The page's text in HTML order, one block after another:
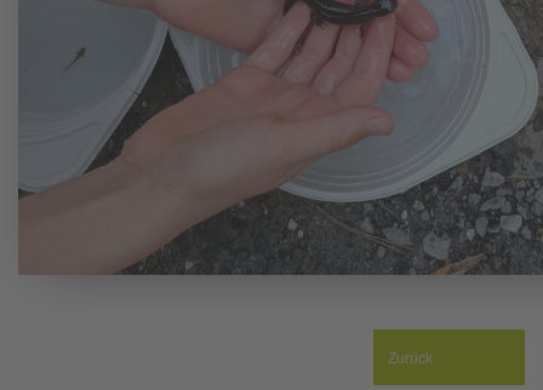
Zurück